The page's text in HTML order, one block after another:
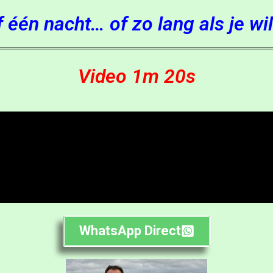
één nacht… of zo lang als je
Video 1m 20s
WhatsApp Direct